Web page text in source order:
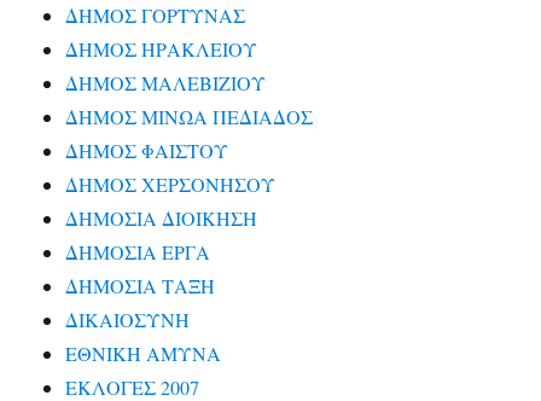
ΔΗΜΟΣ ΓΟΡΤΥΝΑΣ
ΔΗΜΟΣ ΗΡΑΚΛΕΙΟΥ
ΔΗΜΟΣ ΜΑΛΕΒΙΖΙΟΥ
ΔΗΜΟΣ ΜΙΝΩΑ ΠΕΔΙΑΔΟΣ
ΔΗΜΟΣ ΦΑΙΣΤΟΥ
ΔΗΜΟΣ ΧΕΡΣΟΝΗΣΟΥ
ΔΗΜΟΣΙΑ ΔΙΟΙΚΗΣΗ
ΔΗΜΟΣΙΑ ΕΡΓΑ
ΔΗΜΟΣΙΑ ΤΑΞΗ
ΔΙΚΑΙΟΣΥΝΗ
ΕΘΝΙΚΗ ΑΜΥΝΑ
ΕΚΛΟΓΕΣ 2007